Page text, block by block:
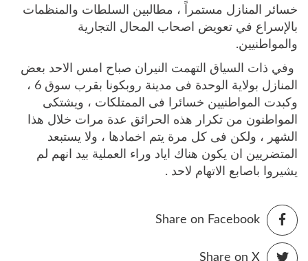
خسائر المنازل مستمراً ، مطالبين السلطات والمنظمات
بالإسراع في تعويض اصحاب المحال التجارية
والمواطنيين.
وفي ذات السياق التهمت النيران صباح امس الاحد بعض
المنازل بولاية الوحدة فى مدينة روبكونا بقرب سوق 6 ،
وكبدت المواطنيين خسائرا فى الممتلكات ، ويشتكى
المواطنون من تكرار هذه الحرائق عدة مرات خلال هذا
الشهر ، ولكن فى كل مرة يتم اخمادها ، ولا يستبعد
المتضريين ان يكون هناك اياد وراء العملية بيد انهم لم
يشيروا باصابع الاتهام لاحد .
Share on Facebook
Share on X